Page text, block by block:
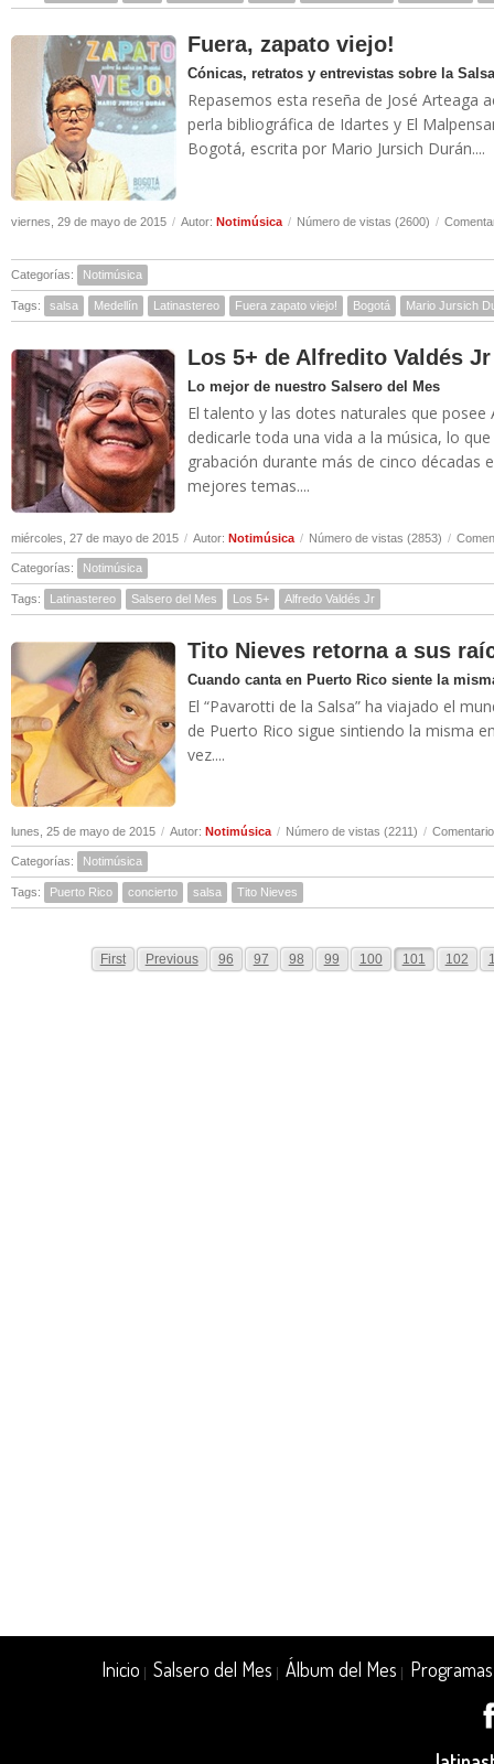
Fuera, zapato viejo!
Cónicas, retratos y entrevistas sobre la
Repasemos esta reseña de José Arteaga
perla bibliográfica de Idartes y El
Bogotá, escrita por Mario Jursich Durán....
viernes, 29 de mayo de 2015 / Autor: Notimúsica / Número de vistas (2600) /
Categorías: Notimúsica
Tags: salsa Medellín Latinastereo Fuera zapato viejo! Bogotá Mario Jursich
Los 5+ de Alfredito Valdés Jr
Lo mejor de nuestro Salsero del Mes
El talento y las dotes naturales que
dedicarle toda una vida a la música, lo
grabación durante más de cinco décadas
mejores temas....
miércoles, 27 de mayo de 2015 / Autor: Notimúsica / Número de vistas (2853) /
Categorías: Notimúsica
Tags: Latinastereo Salsero del Mes Los 5+ Alfredo Valdés Jr
Tito Nieves retorna a sus
Cuando canta en Puerto Rico siente la
El “Pavarotti de la Salsa” ha viajado el
de Puerto Rico sigue sintiendo la misma
vez....
lunes, 25 de mayo de 2015 / Autor: Notimúsica / Número de vistas (2211) /
Categorías: Notimúsica
Tags: Puerto Rico concierto salsa Tito Nieves
First Previous 96 97 98 99 100 101 102
Inicio |Salsero del Mes |Álbum del Mes Programas